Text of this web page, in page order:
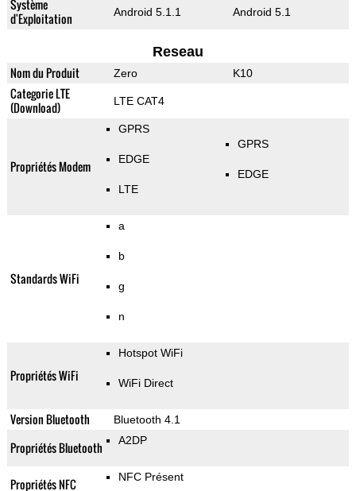
Système
d'Exploitation
Android 5.1.1 Android 5.1
Reseau
Nom du Produit Zero K10
Categorie LTE
(Download)
LTE CAT4
Propriétés Modem
GPRS
EDGE
LTE
GPRS
EDGE
Standards WiFi
a
b
g
n
Propriétés WiFi
Hotspot WiFi
WiFi Direct
Version Bluetooth Bluetooth 4.1
Propriétés Bluetooth A2DP
Propriétés NFC NFC Présent